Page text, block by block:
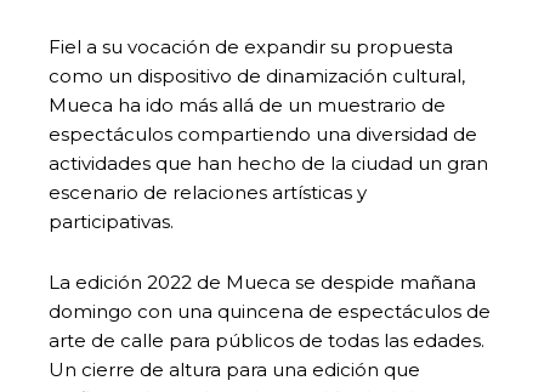
Fiel a su vocación de expandir su propuesta
como un dispositivo de dinamización cultural,
Mueca ha ido más allá de un muestrario de
espectáculos compartiendo una diversidad de
actividades que han hecho de la ciudad un gran
escenario de relaciones artísticas y
participativas.
La edición 2022 de Mueca se despide mañana
domingo con una quincena de espectáculos de
arte de calle para públicos de todas las edades.
Un cierre de altura para una edición que